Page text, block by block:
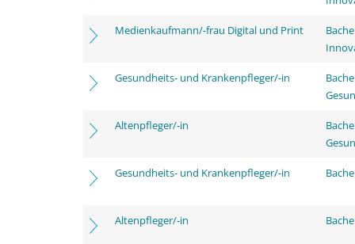
Medienkaufmann/-frau Digital und Print
Gesundheits- und Krankenpfleger/-in
Altenpfleger/-in
Gesundheits- und Krankenpfleger/-in
Altenpfleger/-in